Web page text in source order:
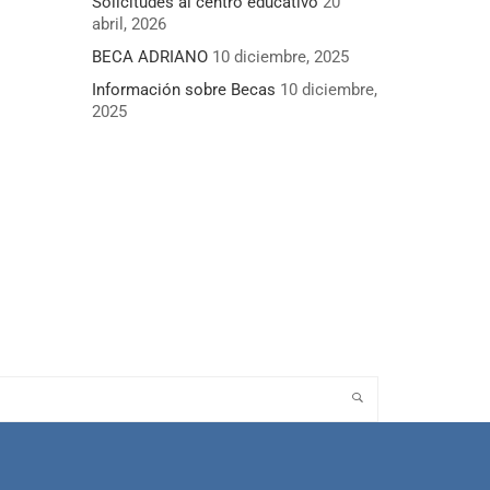
abril, 2026
BECA ADRIANO 10 diciembre, 2025
Información sobre Becas 10 diciembre,
2025